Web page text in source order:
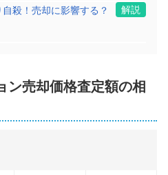
殺！売却に影響する？
解説
ン売却価格査定額の相